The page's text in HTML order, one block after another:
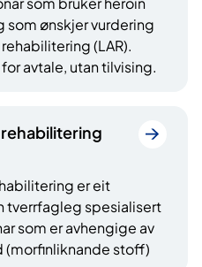
ønskjer vurdering
(LAR).
avtale, utan tilvising.
er eit
tverrfagleg spesialisert
som er avhengige av
(morfinliknande stoff)